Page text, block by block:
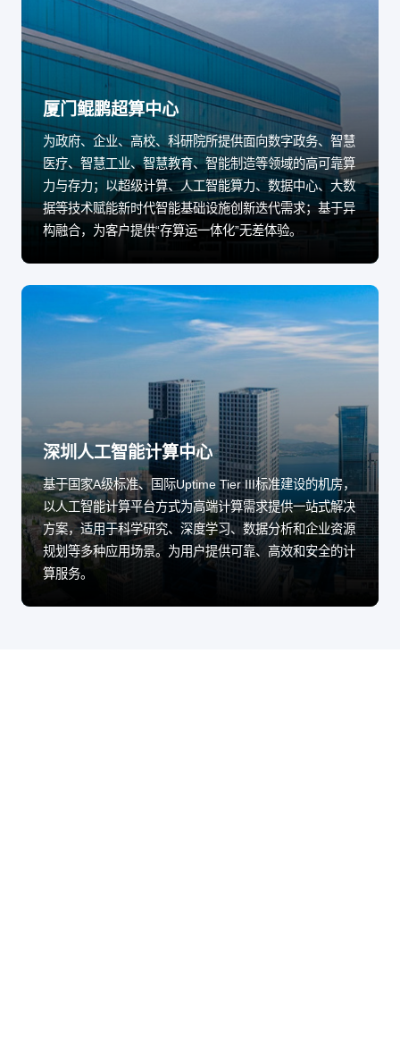
厦门鲲鹏超算中心
为政府、企业、高校、科研院所提供面向数字政务、智慧
医疗、智慧工业、智慧教育、智能制造等领域的高可靠算
力与存力；以超级计算、人工智能算力、数据中心、大数
据等技术赋能新时代智能基础设施创新迭代需求；基于异
构融合，为客户提供“存算运一体化”无差体验。
深圳人工智能计算中心
基于国家A级标准、国际Uptime Tier III标准建设的机房，
以人工智能计算平台方式为高端计算需求提供一站式解决
方案，适用于科学研究、深度学习、数据分析和企业资源
规划等多种应用场景。为用户提供可靠、高效和安全的计
算服务。